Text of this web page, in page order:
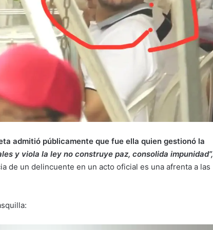
admitió públicamente que fue ella quien gestionó la
y viola la ley no construye paz, consolida impunidad”,
de un delincuente en un acto oficial es una afrenta a las